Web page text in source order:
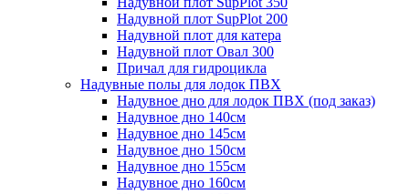
Надувной плот SupPlot 200
Надувной плот для катера
Надувной плот Овал 300
Причал для гидроцикла
Надувные полы для лодок ПВХ
Надувное дно для лодок ПВХ (под заказ)
Надувное дно 140см
Надувное дно 145см
Надувное дно 150см
Надувное дно 155см
Надувное дно 160см